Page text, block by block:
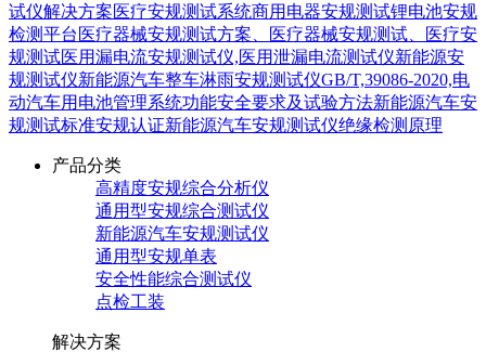
试仪解决方案医疗安规测试系统商用电器安规测试锂电池安规
检测平台 医疗器械安规测试方案、医疗器械安规测试、医疗安
规测试医用漏电流安规测试仪,医用泄漏电流测试仪新能源安
规测试仪新能源汽车整车淋雨安规测试仪GB/T,39086-2020,电
动汽车用电池管理系统功能安全要求及试验方法新能源汽车安
规测试标准安规认证新能源汽车安规测试仪绝缘检测原理
产品分类
高精度安规综合分析仪
通用型安规综合测试仪
新能源汽车安规测试仪
通用型安规单表
安全性能综合测试仪
点检工装
解决方案